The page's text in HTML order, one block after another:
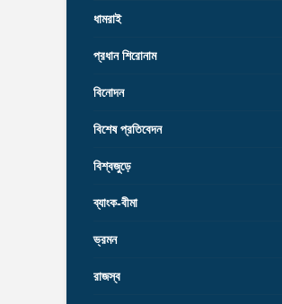
ধামরাই
প্রধান শিরোনাম
বিনোদন
বিশেষ প্রতিবেদন
বিশ্বজুড়ে
ব্যাংক-বীমা
ভ্রমন
রাজস্ব